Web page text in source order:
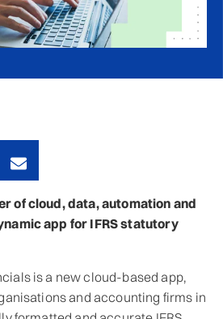
of cloud, data, automation and
app for IFRS statutory
is a new cloud-based app,
and accounting firms in